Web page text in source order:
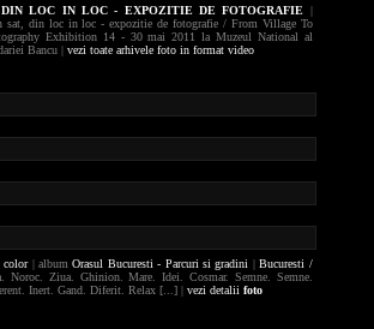
LOC IN LOC - EXPOZITIE DE FOTOGRAFIE |
sat, din loc in loc - expozitie de fotografie / From Village To
Exhibition 14 - 30 mai 2011 la Muzeul National al
Bancu | vezi toate arhivele foto in format video
color| albumOrasul Bucuresti - Parcuri si gradini |Bucuresti /
Ziua. Ghinion. Mare. Idei. Cosmar. Semne. Semne.
Inert. Gand. Diferit. Relax [...] | vezi detalii foto